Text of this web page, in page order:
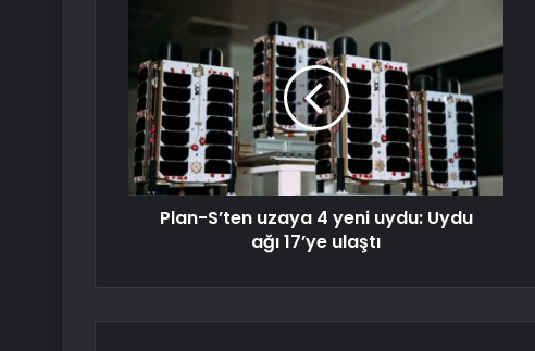
Plan-S’ten uzaya 4 yeni uydu: Uydu
ağı 17’ye ulaştı